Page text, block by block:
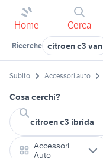
Home Cerca
Ricerche citroen c3 van
Subito Accessori auto
Cosa cerchi?
Accessori
Auto